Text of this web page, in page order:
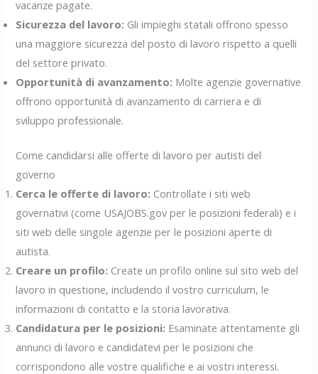
vacanze pagate.
Sicurezza del lavoro: Gli impieghi statali offrono spesso
una maggiore sicurezza del posto di lavoro rispetto a quelli
del settore privato.
Opportunità di avanzamento: Molte agenzie governative
offrono opportunità di avanzamento di carriera e di
sviluppo professionale.
Come candidarsi alle offerte di lavoro per autisti del
governo
Cerca le offerte di lavoro: Controllate i siti web
governativi (come USAJOBS.gov per le posizioni federali) e i
siti web delle singole agenzie per le posizioni aperte di
autista.
Creare un profilo: Create un profilo online sul sito web del
lavoro in questione, includendo il vostro curriculum, le
informazioni di contatto e la storia lavorativa.
Candidatura per le posizioni: Esaminate attentamente gli
annunci di lavoro e candidatevi per le posizioni che
corrispondono alle vostre qualifiche e ai vostri interessi.